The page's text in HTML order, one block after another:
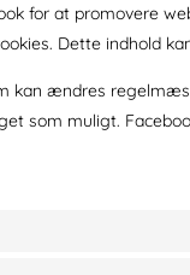
for at promovere
Dette indhold
ændres
som muligt.